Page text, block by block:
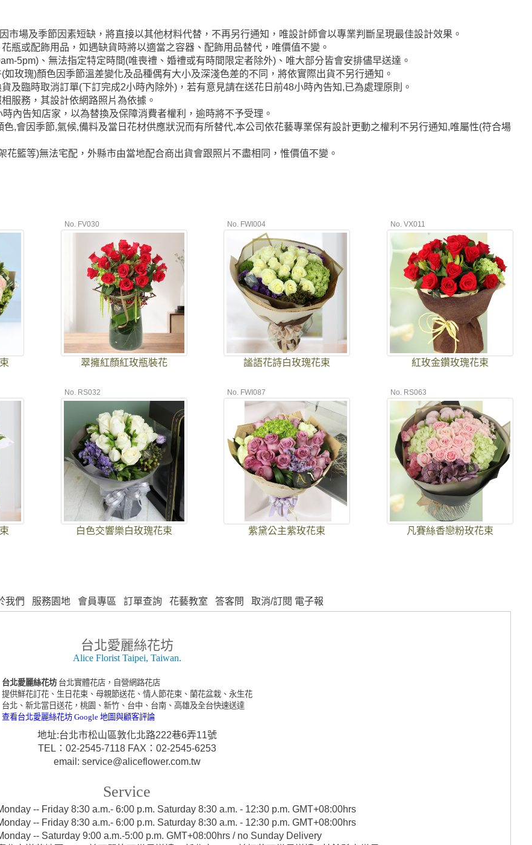
市場及季節因素短缺，將直接以其他材料代替，不再另行通知，唯設計師會以專業判斷呈現最佳設計效果。
瓶或配飾用品，如遇缺貨時將以適當之容器、配飾用品替代，唯價值不變。
5pm)、無法指定特定時間(唯喪禮、婚禮或有時間限定者除外)、唯大部分皆會安排儘早送達。
如玫瑰)顏色因季節溫差變化及品種偶有大小及深淺色差的不同，將依實際出貨不另行通知。
及臨時取消訂單(下訂完成2小時內除外)，若有意見請在送花日前48小時內告知,已為處理原則。
服務，其設計依網路照片為依據。
內告知店家，以為替換及保障消費者權利，逾時將不予受理。
色,會因季節,氣候,備料及當日花材供應狀況而有所替代,本公司依花藝專業保有設計更動之權利不另行通知,唯屬性(符合場
花籃等)無法宅配，外縣市由當地配合商出貨會跟照片不盡相同，惟價值不變。
No. FV030
翠擁紅顏紅玫瓶裝花
No. FWI004
謐語花詩白玫瑰花束
No. VX011
紅玫金鑽玫瑰花束
No. RS032
白色交響樂白玫瑰花束
No. FWI087
紫黛公主紫玫花束
No. RS063
凡賽絲香戀粉玫花束
我們 服務園地 會員專區 訂單查詢 花藝教室 答客問 取消/訂閱 電子報
台北愛麗絲花坊
Alice Florist Taipei, Taiwan.
台北愛麗絲花坊 台北實體花店，自營網路花店
提供鮮花訂花、生日花束、母親節送花、情人節花束、蘭花盆栽、永生花
台北、新北當日送花，桃園、新竹、台中、台南、高雄及全台快速送達
查看台北愛麗絲花坊 Google 地圖與顧客評論
地址:台北市松山區敦化北路222巷6弄11號
TEL：02-2545-7118 FAX：02-2545-6253
email: service@aliceflower.com.tw
Service
-- Friday 8:30 a.m.- 6:00 p.m. Saturday 8:30 a.m. - 12:30 p.m. GMT+08:00hrs
-- Friday 8:30 a.m.- 6:00 p.m. Saturday 8:30 a.m. - 12:30 p.m. GMT+08:00hrs
-- Saturday 9:00 a.m.-5:00 p.m. GMT+08:00hrs / no Sunday Delivery